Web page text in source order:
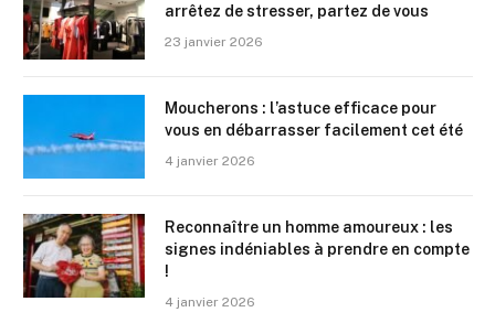
arrêtez de stresser, partez de vous
23 janvier 2026
Moucherons : l’astuce efficace pour
vous en débarrasser facilement cet été
4 janvier 2026
Reconnaître un homme amoureux : les
signes indéniables à prendre en compte
!
4 janvier 2026